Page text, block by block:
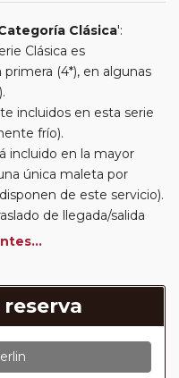
Clásica':
Clásica es
(4*), en algunas
incluidos en esta serie
frío).
incluido en la mayor
única maleta por
de este servicio).
de llegada/salida
(incluirá un número de
su itinerario).
algunas cenas. En
las entradas